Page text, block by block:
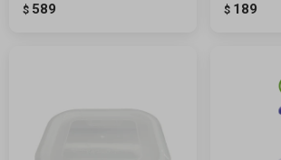
$ 589 $ 189